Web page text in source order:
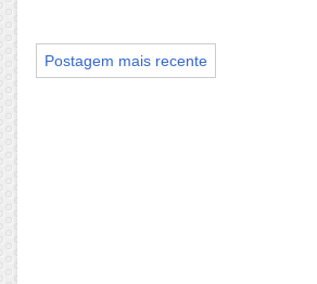
Postagem mais recente